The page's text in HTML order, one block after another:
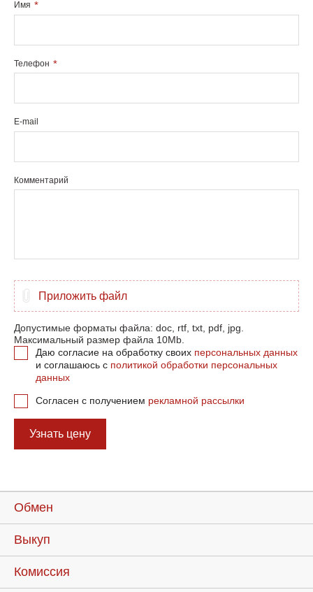
Имя
Телефон
E-mail
Комментарий
Приложить файл
Допустимые форматы файла: doc, rtf, txt, pdf, jpg.
Максимальный размер файла 10Mb.
Даю согласие на обработку своих персональных данных
и соглашаюсь с политикой обработки персональных
данных
Согласен с получением рекламной рассылки
Узнать цену
Обмен
Выкуп
Комиссия